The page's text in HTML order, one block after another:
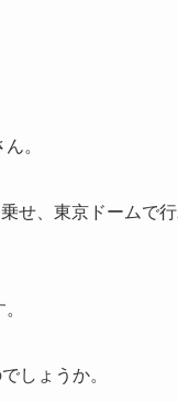
。
せ、東京ドームで
しょうか。